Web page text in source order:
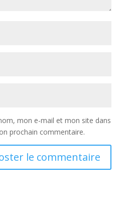
mon e-mail et mon site dans
prochain commentaire.